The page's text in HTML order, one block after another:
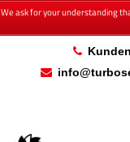
We ask for your understanding